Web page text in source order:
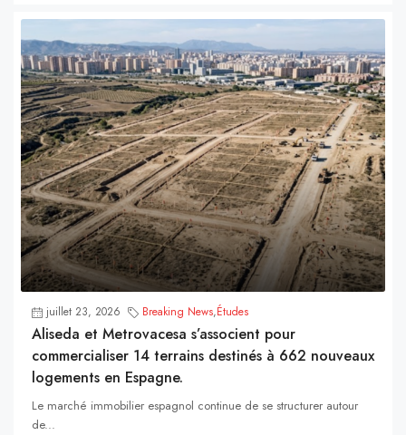
juillet 23, 2026 Breaking News,Études
Aliseda et Metrovacesa s’associent pour
commercialiser 14 terrains destinés à 662 nouveaux
logements en Espagne.
Le marché immobilier espagnol continue de se structurer autour
de...